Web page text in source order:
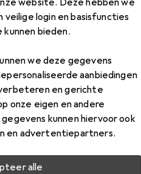
website. Deze hebben we
veilige login en basisfuncties
bieden.
we deze gegevens
aanbiedingen
en gerichte
onze eigen en andere
kunnen hiervoor ook
en advertentiepartners.
alle
Vibrerend konijn